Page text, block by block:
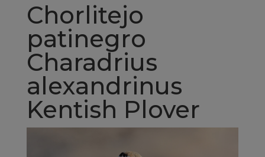
Chorlitejo
patinegro
Charadrius
alexandrinus
Kentish Plover